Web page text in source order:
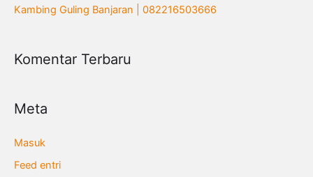
:Kambing Guling Banjaran | 082216503666
Komentar Terbaru
Meta
Masuk
Feed entri